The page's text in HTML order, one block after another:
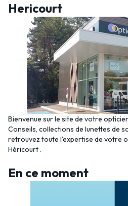
Hericourt
Bienvenue sur le site de votre
Conseils, collections de lunettes de
retrouvez toute l'expertise de votre
Héricourt .
En ce moment